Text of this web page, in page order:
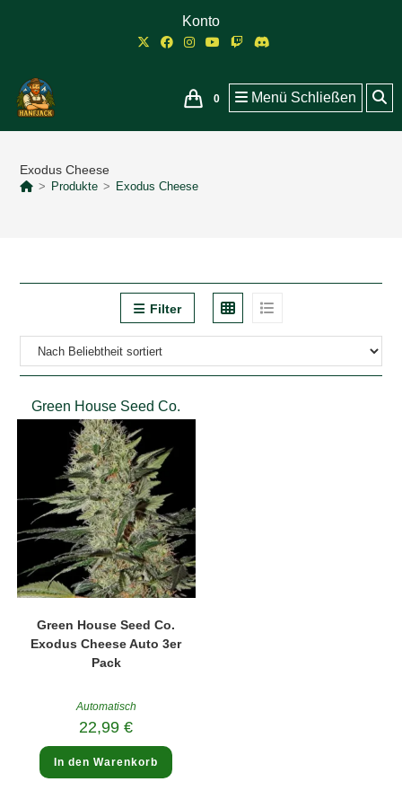
Konto
0 Menü Schließen
Exodus Cheese
> Produkte > Exodus Cheese
Filter
Green House Seed Co.
Green House Seed Co.
Exodus Cheese Auto 3er
Pack
Automatisch
22,99€
In den Warenkorb